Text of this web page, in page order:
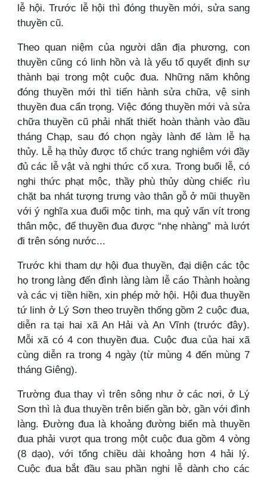
lễ hội. Trước lễ hội thì đóng thuyền mới, sửa sang
thuyền cũ.
Theo quan niệm của người dân địa phương, con
thuyền cũng có linh hồn và là yếu tố quyết định sự
thành bại trong một cuộc đua. Những năm không
đóng thuyền mới thì tiến hành sửa chữa, vệ sinh
thuyền đua cẩn trọng. Việc đóng thuyền mới và sửa
chữa thuyền cũ phải nhất thiết hoàn thành vào đầu
tháng Chạp, sau đó chọn ngày lành để làm lễ hạ
thủy. Lễ hạ thủy được tổ chức trang nghiêm với đầy
đủ các lễ vật và nghi thức cổ xưa. Trong buổi lễ, có
nghi thức phạt mộc, thầy phù thủy dùng chiếc rìu
chặt ba nhát tượng trưng vào thân gỗ ở mũi thuyền
với ý nghĩa xua đuổi mộc tinh, ma quỷ vấn vít trong
thân mộc, để thuyền đua được “nhẹ nhàng” mà lướt
đi trên sóng nước...
Trước khi tham dự hội đua thuyền, đại diện các tộc
họ trong làng đến đình làng làm lễ cáo Thành hoàng
và các vị tiền hiền, xin phép mở hội. Hội đua thuyền
tứ linh ở Lý Sơn theo truyền thống gồm 2 cuộc đua,
diễn ra tại hai xã An Hải và An Vĩnh (trước đây).
Mỗi xã có 4 con thuyền đua. Cuộc đua của hai xã
cùng diễn ra trong 4 ngày (từ mùng 4 đến mùng 7
tháng Giêng).
Trường đua thay vì trên sông như ở các nơi, ở Lý
Sơn thì là đua thuyền trên biển gần bờ, gần với đình
làng. Đường đua là khoảng đường biển mà thuyền
đua phải vượt qua trong một cuộc đua gồm 4 vòng
(8 dạo), với tổng chiều dài khoảng hơn 4 hải lý.
Cuộc đua bắt đầu sau phần nghi lễ dành cho các